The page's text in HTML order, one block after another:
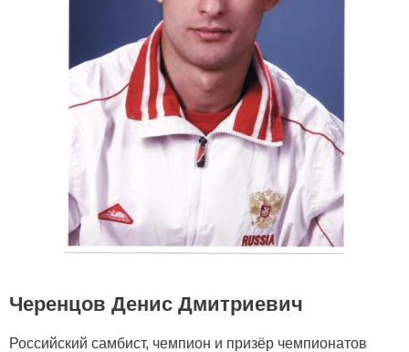
Черенцов Денис Дмитриевич
Российский самбист, чемпион и призёр чемпионатов